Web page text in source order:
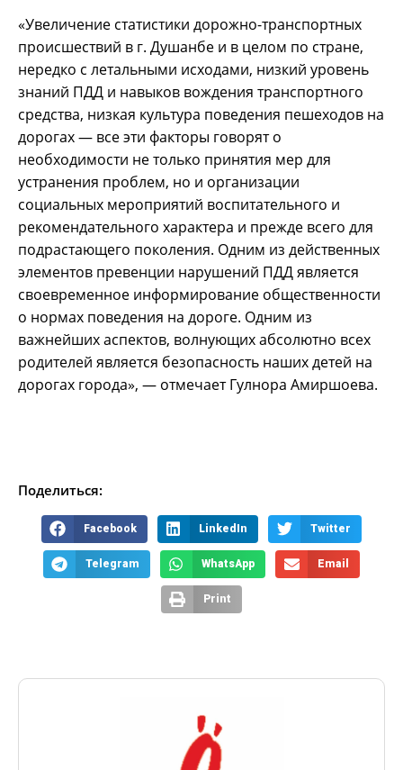
«Увеличение статистики дорожно-транспортных
происшествий в г. Душанбе и в целом по стране,
нередко с летальными исходами, низкий уровень
знаний ПДД и навыков вождения транспортного
средства, низкая культура поведения пешеходов на
дорогах — все эти факторы говорят о
необходимости не только принятия мер для
устранения проблем, но и организации
социальных мероприятий воспитательного и
рекомендательного характера и прежде всего для
подрастающего поколения. Одним из действенных
элементов превенции нарушений ПДД является
своевременное информирование общественности
о нормах поведения на дороге. Одним из
важнейших аспектов, волнующих абсолютно всех
родителей является безопасность наших детей на
дорогах города», — отмечает Гулнора Амиршоева.
Поделиться:
Facebook LinkedIn Twitter
Telegram WhatsApp Email
Print